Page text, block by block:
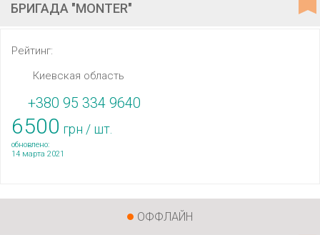
БРИГАДА "MONTER"
Рейтинг:
Киевская область
+380 95 334 9640
6500 грн / шт.
обновлено:
14 марта 2021
ОФФЛАЙН